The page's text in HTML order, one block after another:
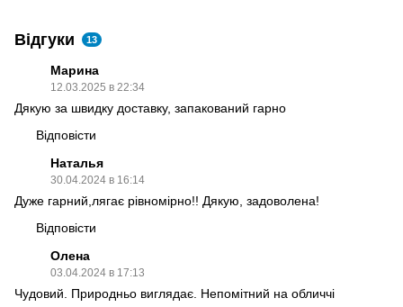
Відгуки 13
Марина
12.03.2025 в 22:34
Дякую за швидку доставку, запакований гарно
Відповісти
Наталья
30.04.2024 в 16:14
Дуже гарний,лягає рівномірно!! Дякую, задоволена!
Відповісти
Олена
03.04.2024 в 17:13
Чудовий. Природньо виглядає. Непомітний на обличчі